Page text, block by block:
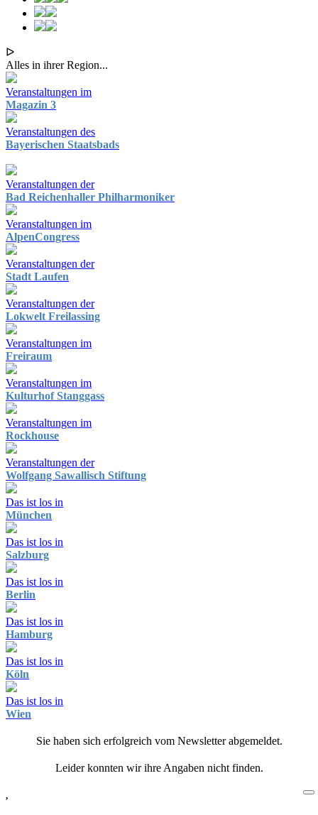
ᐅ
Alles in ihrer Region...
Veranstaltungen im
Magazin 3
Veranstaltungen des
Bayerischen Staatsbads
Veranstaltungen der
Bad Reichenhaller Philharmoniker
Veranstaltungen im
AlpenCongress
Veranstaltungen der
Stadt Laufen
Veranstaltungen der
Lokwelt Freilassing
Veranstaltungen im
Freiraum
Veranstaltungen im
Kulturhof Stanggass
Veranstaltungen im
Rockhouse
Veranstaltungen der
Wolfgang Sawallisch Stiftung
Das ist los in
München
Das ist los in
Salzburg
Das ist los in
Berlin
Das ist los in
Hamburg
Das ist los in
Köln
Das ist los in
Wien
Sie haben sich erfolgreich vom Newsletter abgemeldet.
Leider konnten wir ihre Angaben nicht finden.
,